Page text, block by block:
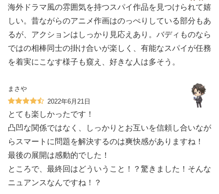
海外ドラマ風の雰囲気を持つスパイ作品を見つけられて嬉
しい。昔ながらのアニメ作画はのっぺりしている部分もあ
るが、アクションはしっかり見応えあり。バディものなら
ではの相棒同士の掛け合いが楽しく、有能なスパイが任務
を着実にこなす様子も窺え、好きな人は多そう。
まさや
2022年6月21日
とても楽しかったです！
凸凹な関係ではなく、しっかりとお互いを信頼し合いなが
らスマートに問題を解決するのは爽快感がありますね！
最後の展開は感動的でした！
ところで、最終回はどういうこと！？驚きました！そんな
ニュアンスなんですね！？